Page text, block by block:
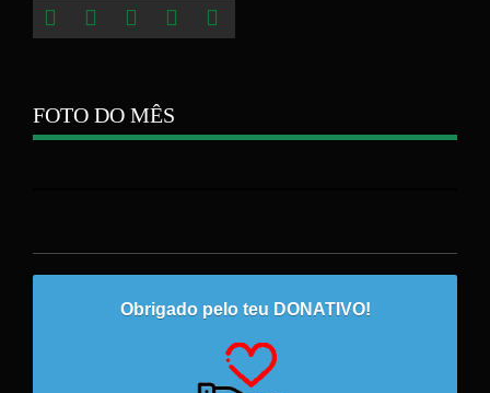
FOTO DO MÊS
Obrigado pelo teu DONATIVO!